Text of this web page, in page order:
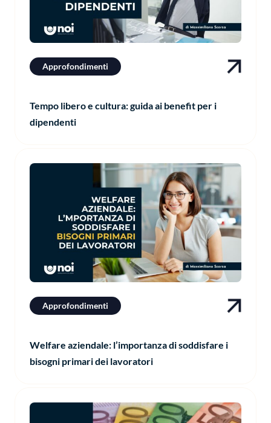
Approfondimenti
Tempo libero e cultura: guida ai benefit per i
dipendenti
Approfondimenti
Welfare aziendale: l’importanza di soddisfare i
bisogni primari dei lavoratori